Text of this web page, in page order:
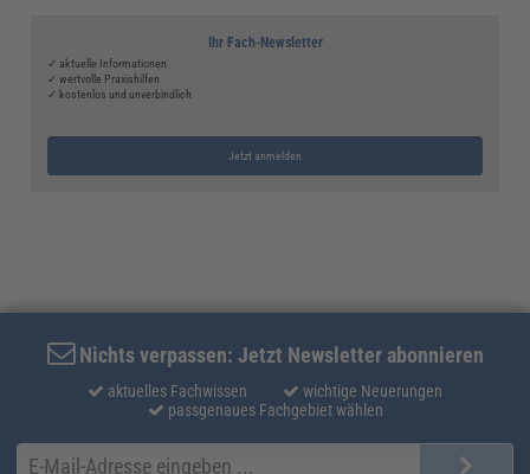
Ihr Fach-Newsletter
✓ aktuelle Informationen
✓ wertvolle Praxishilfen
✓ kostenlos und unverbindlich
Jetzt anmelden
Nichts verpassen: Jetzt Newsletter abonnieren
aktuelles Fachwissen
wichtige Neuerungen
passgenaues Fachgebiet wählen